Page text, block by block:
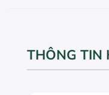
THÔNG TIN